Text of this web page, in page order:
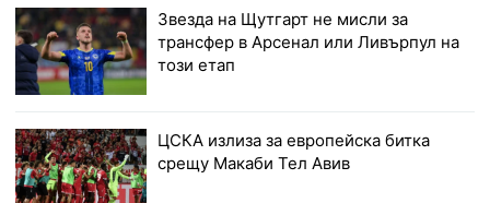
Звезда на Щутгарт не мисли за
трансфер в Арсенал или Ливърпул на
този етап
ЦСКА излиза за европейска битка
срещу Макаби Тел Авив